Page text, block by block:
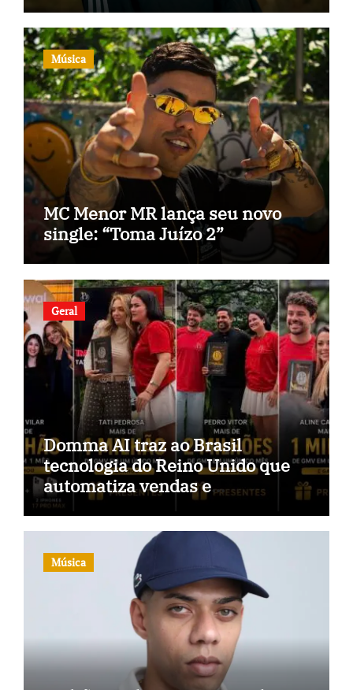
Música
MC Menor MR lança seu novo
single: “Toma Juízo 2”
Geral
Domma AI traz ao Brasil
tecnologia do Reino Unido que
automatiza vendas e
inteligência no TikTok Shop
Música